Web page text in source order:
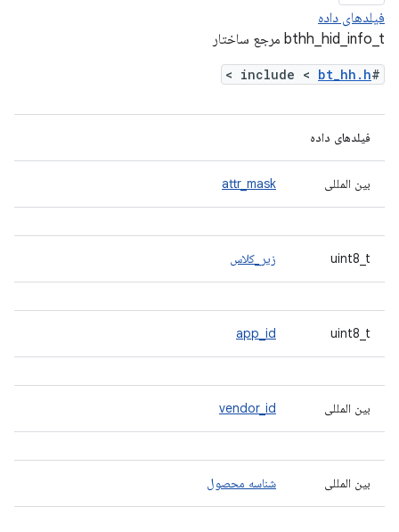
فیلدهای داده
bthh_hid_info_t مرجع ساختار
#include <
bt_hh.h
>
فیلدهای داده
بین المللی attr_mask
uint8_t زیر_کلاس
uint8_t
app_id
بین المللی vendor_id
بین المللی شناسه محصول